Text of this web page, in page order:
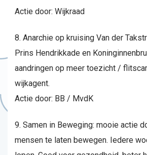
Actie door: Wijkraad
8. Anarchie op kruising Van der
Prins Hendrikkade en
aandringen op meer toezicht /
wijkagent.
Actie door: BB / MvdK
9. Samen in Beweging: mooie actie
mensen te laten bewegen. Iedere